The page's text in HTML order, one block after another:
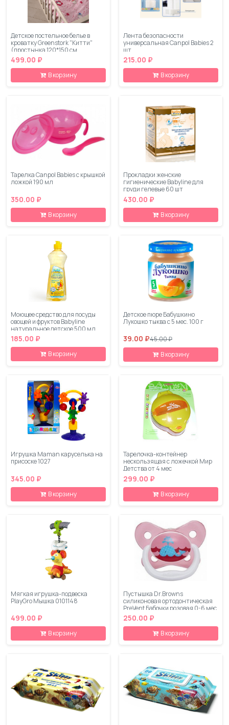
Детское постельное белье в
кроватку Greenstork "Китти"
(простынка 120*150 см
пододеяльник 110*140 см
наволочка 40*60 см) 100%
хлопок-сатин
499.00 ₽
В корзину
Лента безопасности
универсальная Canpol Babies 2
шт.
215.00 ₽
В корзину
Тарелка Canpol Babies с крышкой
ложкой 190 мл
350.00 ₽
В корзину
Прокладки женские
гигиенические Babyline для
груди гелевые 60 шт
430.00 ₽
В корзину
Моющее средство для посуды
овощей и фруктов Babyline
натуральное детское 500 мл
185.00 ₽
В корзину
Детское пюре Бабушкино
Лукошко тыква с 5 мес. 100 г
39.00 ₽45.00 ₽
В корзину
Игрушка Maman каруселька на
присоске 1027
345.00 ₽
В корзину
Тарелочка-контейнер
нескользящая с ложечкой Мир
Детства от 4 мес
299.00 ₽
В корзину
Мягкая игрушка-подвеска
PlayGro Мышка 0101148
499.00 ₽
В корзину
Пустышка Dr.Browns
силиконовая ортодонтическая
PreVent Бабочки розовая 0-6 мес
250.00 ₽
В корзину